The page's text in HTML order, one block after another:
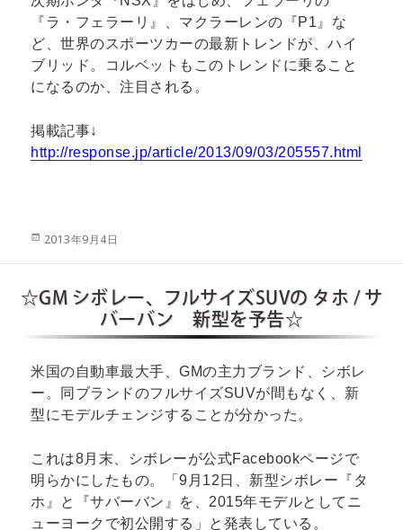
『ラ・フェラーリ』、マクラーレンの『P1』な
ど、世界のスポーツカーの最新トレンドが、ハイ
ブリッド。コルベットもこのトレンドに乗ること
になるのか、注目される。
掲載記事↓
http://response.jp/article/2013/09/03/205557.html
投
2013年9月4日
☆GM シボレー、フルサイズSUVの タホ / サ
バーバン 新型を予告☆
米国の自動車最大手、GMの主力ブランド、シボレ
ー。同ブランドのフルサイズSUVが間もなく、新
型にモデルチェンジすることが分かった。
これは8月末、シボレーが公式Facebookページで
明らかにしたもの。「9月12日、新型シボレー『タ
ホ』と『サバーバン』を、2015年モデルとしてニ
ューヨークで初公開する」と発表している。